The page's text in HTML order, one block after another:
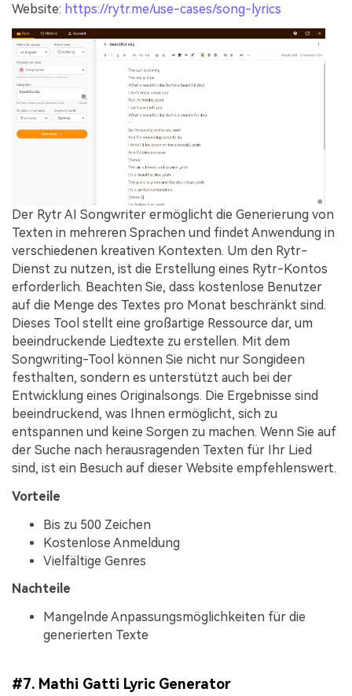
Website: https://rytr.me/use-cases/song-lyrics
Der Rytr AI Songwriter ermöglicht die Generierung von
Texten in mehreren Sprachen und findet Anwendung in
verschiedenen kreativen Kontexten. Um den Rytr-
Dienst zu nutzen, ist die Erstellung eines Rytr-Kontos
erforderlich. Beachten Sie, dass kostenlose Benutzer
auf die Menge des Textes pro Monat beschränkt sind.
Dieses Tool stellt eine großartige Ressource dar, um
beeindruckende Liedtexte zu erstellen. Mit dem
Songwriting-Tool können Sie nicht nur Songideen
festhalten, sondern es unterstützt auch bei der
Entwicklung eines Originalsongs. Die Ergebnisse sind
beeindruckend, was Ihnen ermöglicht, sich zu
entspannen und keine Sorgen zu machen. Wenn Sie auf
der Suche nach herausragenden Texten für Ihr Lied
sind, ist ein Besuch auf dieser Website empfehlenswert.
Vorteile
Bis zu 500 Zeichen
Kostenlose Anmeldung
Vielfältige Genres
Nachteile
Mangelnde Anpassungsmöglichkeiten für die
generierten Texte
#7. Mathi Gatti Lyric Generator